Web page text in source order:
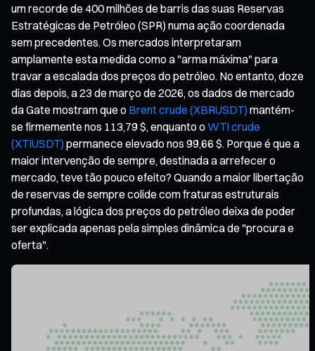
um recorde de 400 milhões de barris das suas Reservas
Estratégicas de Petróleo (SPR) numa ação coordenada
sem precedentes. Os mercados interpretaram
amplamente esta medida como a "arma máxima" para
travar a escalada dos preços do petróleo. No entanto, doze
dias depois, a 23 de março de 2026, os dados de mercado
da Gate mostram que o Brent crude (XBRUSDT)mantém-
se firmemente nos 113,79 $, enquanto oWTI crude
(XTIUSDT)permanece elevado nos 99,66 $. Porque é que a
maior intervenção de sempre, destinada a arrefecer o
mercado, teve tão pouco efeito? Quando a maior libertação
de reservas de sempre colide com fraturas estruturais
profundas, a lógica dos preços do petróleo deixa de poder
ser explicada apenas pela simples dinâmica de "procura e
oferta".